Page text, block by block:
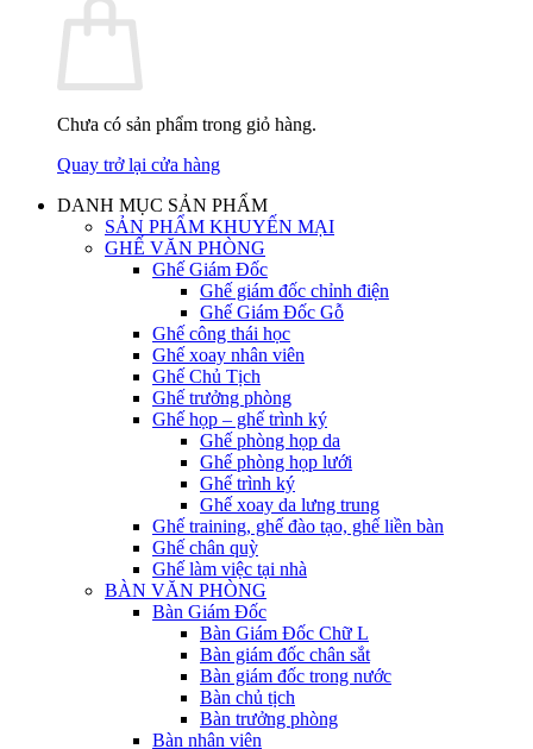
Chưa có sản phẩm trong giỏ hàng.
Quay trở lại cửa hàng
DANH MỤC SẢN PHẨM
SẢN PHẨM KHUYẾN MẠI
GHẾ VĂN PHÒNG
Ghế Giám Đốc
Ghế giám đốc chỉnh điện
Ghế Giám Đốc Gỗ
Ghế công thái học
Ghế xoay nhân viên
Ghế Chủ Tịch
Ghế trưởng phòng
Ghế họp – ghế trình ký
Ghế phòng họp da
Ghế phòng họp lưới
Ghế trình ký
Ghế xoay da lưng trung
Ghế training, ghế đào tạo, ghế liền bàn
Ghế chân quỳ
Ghế làm việc tại nhà
BÀN VĂN PHÒNG
Bàn Giám Đốc
Bàn Giám Đốc Chữ L
Bàn giám đốc chân sắt
Bàn giám đốc trong nước
Bàn chủ tịch
Bàn trưởng phòng
Bàn nhân viên